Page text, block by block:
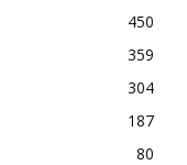
450
359
304
187
80